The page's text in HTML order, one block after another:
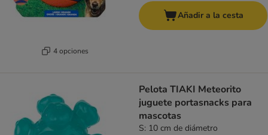
4 opciones
Añadir a la cesta
Pelota TIAKI Meteorito
juguete portasnacks para
mascotas
S: 10 cm de diámetro